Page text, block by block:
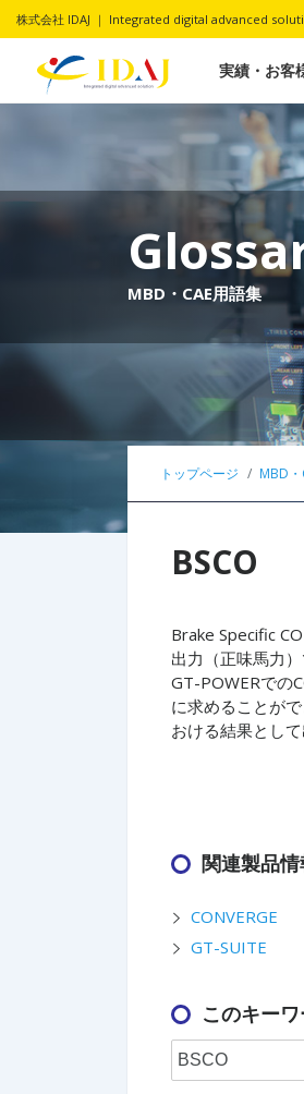
株式会社 IDAJ ｜ Integrated digital advanced
実績・お客
MBD・CAE用語集
トップページ MBD
BSCO
Brake Specific
出力（正味馬力）
GT-POWERでの
に求めることが
おける結果とし
関連製品情
CONVERGE
GT-SUITE
このキー